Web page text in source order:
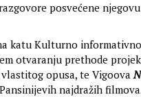
posvećene
katu Kulturno
otvaranju prethode
opusa, te Vigoova
najdražih